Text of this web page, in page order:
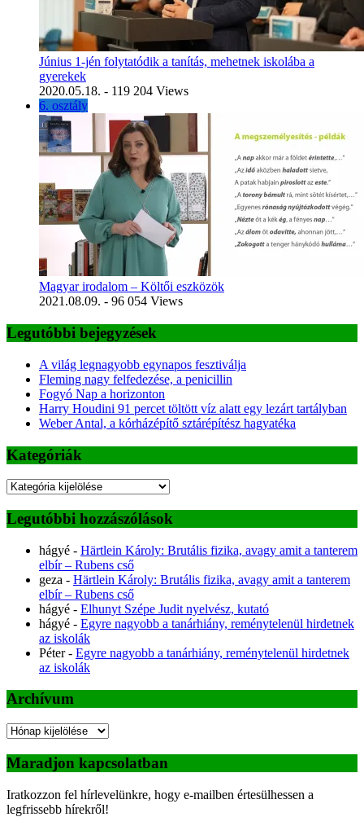
Június 1-jén folytatódik a tanítás, mehetnek iskolába a
gyerekek
2020.05.18. - 119 204 Views
6. osztály
Magyar irodalom – Költői eszközök
2021.08.09. - 96 054 Views
Legutóbbi bejegyzések
A világ legnagyobb egynapos fesztiválja
Fleming nagy felfedezése, a penicillin
Fogyó Nap a horizonton
Harry Houdini 91 percet töltött víz alatt egy lezárt tartályban
Weber Antal, a kórházépítő sztárépítész hagyatéka
Kategóriák
Kategóriák
Legutóbbi hozzászólások
hágyé - Härtlein Károly: Brutális fizika, avagy amit a tanterem
elbír – Rubens cső
geza - Härtlein Károly: Brutális fizika, avagy amit a tanterem
elbír – Rubens cső
hágyé - Elhunyt Szépe Judit nyelvész, kutató
hágyé - Egyre nagyobb a tanárhiány, reménytelenül hirdetnek
az iskolák
Péter- Egyre nagyobb a tanárhiány, reménytelenül hirdetnek
az iskolák
Archívum
Archívum
Maradjon kapcsolatban
Iratkozzon fel hírlevelünkre, hogy e-mailben értesülhessen a
legfrissebb hírekről!